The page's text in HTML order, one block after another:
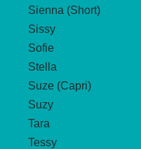
Sienna (Short)
Sissy
Sofie
Stella
Suze (Capri)
Suzy
Tara
Tessy